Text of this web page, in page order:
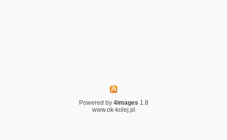
Powered by 4images 1.8
www.ok-kolej.pl